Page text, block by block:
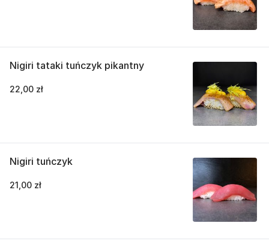
Nigiri tataki tuńczyk pikantny
22,00 zł
Nigiri tuńczyk
21,00 zł